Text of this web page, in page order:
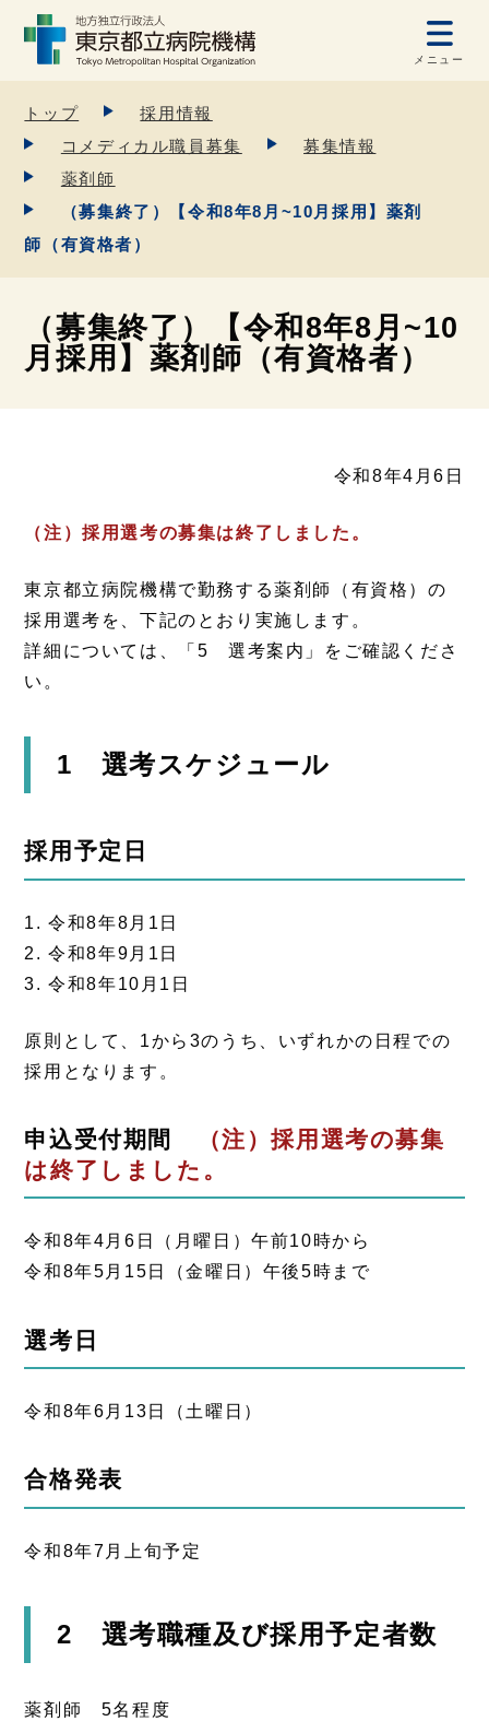
メニュー
トップ
採用情報
コメディカル職員募集
募集情報
薬剤師
（募集終了）【令和8年8月~10月採用】薬剤
師（有資格者）
（募集終了）【令和8年8月~10
月採用】薬剤師（有資格者）
令和8年4月6日
（注）採用選考の募集は終了しました。
東京都立病院機構で勤務する薬剤師（有資格）の
採用選考を、下記のとおり実施します。
詳細については、「5 選考案内」をご確認くださ
い。
1 選考スケジュール
採用予定日
1. 令和8年8月1日
2. 令和8年9月1日
3. 令和8年10月1日
原則として、1から3のうち、いずれかの日程での
採用となります。
申込受付期間
（注）採用選考の募集
は終了しました。
令和8年4月6日（月曜日）午前10時から
令和8年5月15日（金曜日）午後5時まで
選考日
令和8年6月13日（土曜日）
合格発表
令和8年7月上旬予定
2 選考職種及び採用予定者数
薬剤師 5名程度